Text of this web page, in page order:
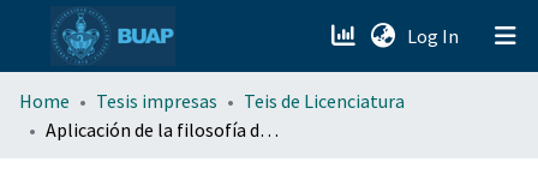
Log In (current)
menu.section.about_menu
Home Tesis impresas
Teis de Licenciatura
Aplicación de la filosofía de calidad total en las sucursales comerciales de la ciudad de Puebla, dependientes de comisión federal de electricidad, división centro oriente.